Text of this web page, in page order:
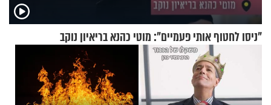
"ניסו לחטוף אותי פעמיים": מוטי כהנא בריאיון נוקב